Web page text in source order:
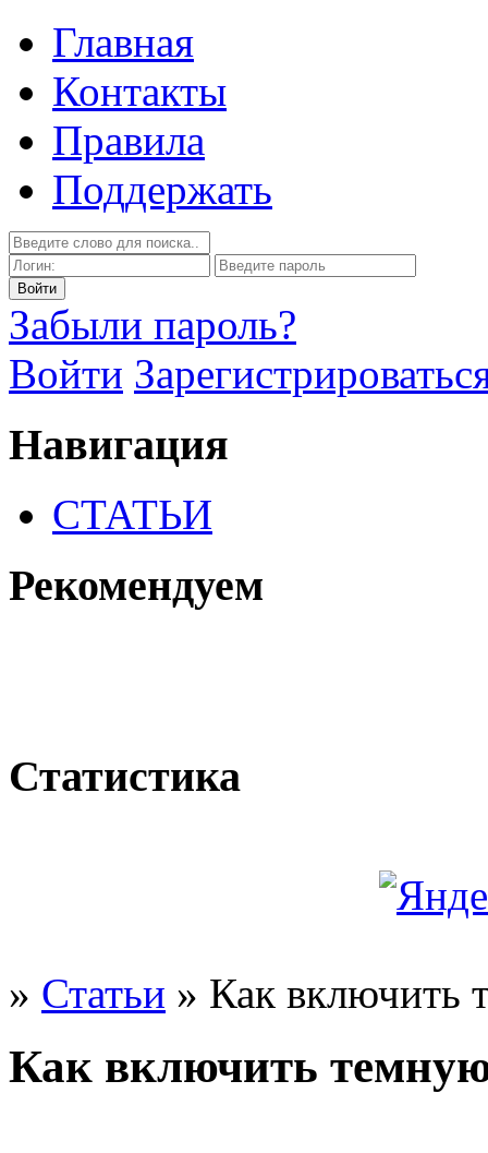
Главная
Контакты
Правила
Поддержать
Забыли пароль?
Войти
Навигация
СТАТЬИ
Рекомендуем
Статистика
» Статьи » Как включить
Как включить